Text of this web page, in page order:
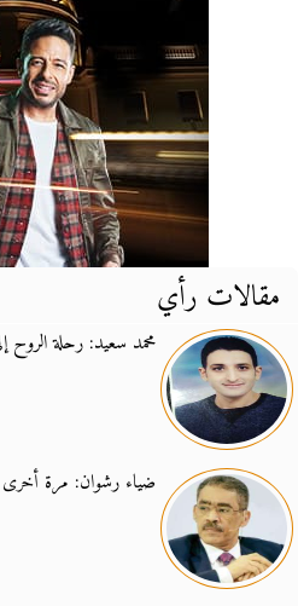
مقالات رأي
محمد سعيد: رحلة الروح
ضياء رشوان: مرة